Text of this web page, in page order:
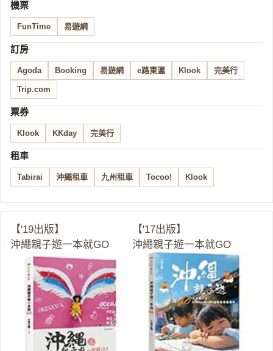
機票
FunTime 易遊網
訂房
Agoda Booking 易遊網 e路東瀛 Klook 完美行
Trip.com
票券
Klook KKday 完美行
租車
Tabirai 沖繩租車 九州租車 Tocoo! Klook
【'19出版】
沖繩親子遊一本就GO
【'17出版】
沖繩親子遊一本就GO